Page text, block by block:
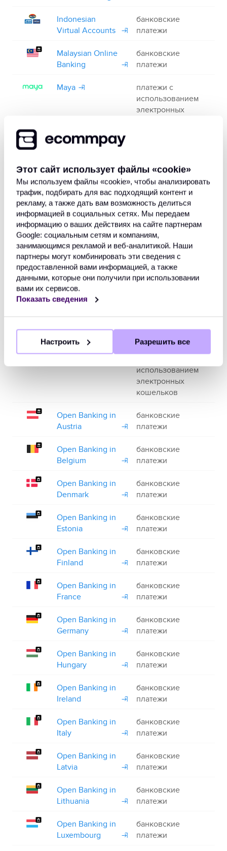
Этот сайт использует файлы «сookie»
Мы используем файлы «сookie», чтобы анализировать
трафик, подбирать для вас подходящий контент и
рекламу, а также дать вам возможность делиться
информацией в социальных сетях. Мы передаем
информацию о ваших действиях на сайте партнерам
Google: социальным сетям и компаниям,
занимающимся рекламой и веб-аналитикой. Наши
партнеры могут комбинировать эти сведения с
предоставленной вами информацией, а также
данными, которые они получили при использовании
вами их сервисов.
Показать сведения
Разрешить все
Настроить
Indonesian
Virtual Accounts
банковские
платежи
Malaysian Online
Banking
банковские
платежи
Maya
платежи с
использованием
электронных
MBWay
электронных
кошельков
Mexico Online
Banking
банковские
платежи
MoMo Wallet
платежи с
использованием
электронных
кошельков
Multibanco
платежи
использованием
электронных
кошельков
Open Banking in
Austria
банковские
платежи
Open Banking in
Belgium
банковские
платежи
Open Banking in
Denmark
банковские
платежи
Open Banking in
Estonia
банковские
платежи
Open Banking in
Finland
банковские
платежи
Open Banking in
France
банковские
платежи
Open Banking in
Germany
банковские
платежи
Open Banking in
Hungary
банковские
платежи
Open Banking in
Ireland
банковские
платежи
Open Banking in
Italy
банковские
платежи
Open Banking in
Latvia
банковские
платежи
Open Banking in
Lithuania
банковские
платежи
Open Banking in
Luxembourg
банковские
платежи